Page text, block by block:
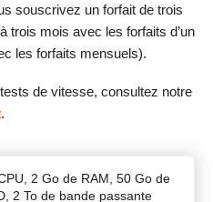
souscrivez un forfait de trois
trois mois avec les forfaits d’un
les forfaits mensuels).
de vitesse, consultez notre
.
2 Go de RAM, 50 Go de
2 To de bande passante